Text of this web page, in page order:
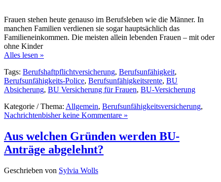
Frauen stehen heute genauso im Berufsleben wie die Männer. In
manchen Familien verdienen sie sogar hauptsächlich das
Familieneinkommen. Die meisten allein lebenden Frauen – mit oder
ohne Kinder
Alles lesen »
Tags: Berufshaftpflichtversicherung, Berufsunfähigkeit,
Berufsunfähigkeits-Police, Berufsunfähigkeitsrente, BU
Absicherung, BU Versicherung für Frauen, BU-Versicherung
Kategorie / Thema: Allgemein, Berufsunfähigkeitsversicherung,
Nachrichtenbisher keine Kommentare »
Aus welchen Gründen werden BU-
Anträge abgelehnt?
Geschrieben von Sylvia Wolls